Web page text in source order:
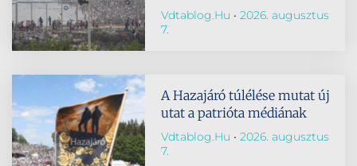
Vdtablog.hu
2026. augusztus
7.
A Hazajáró túlélése mutat új
utat a patrióta médiának
Vdtablog.hu
2026. augusztus
7.